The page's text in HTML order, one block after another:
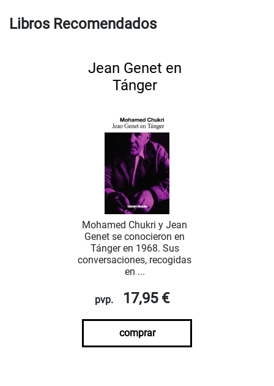
Libros Recomendados
Jean Genet en
Tánger
Mohamed Chukri y Jean
Genet se conocieron en
Tánger en 1968. Sus
conversaciones, recogidas
en ...
pvp. 17,95 €
comprar